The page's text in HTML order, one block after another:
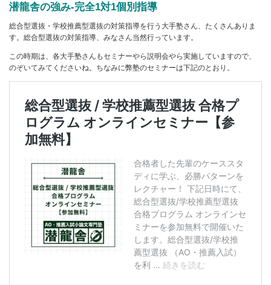
潜龍舎の強み-完全1対1個別指導
総合型選抜・学校推薦型選抜の対策指導を行う大手塾さん、たくさんありま
す。総合型選抜の対策指導、みなさん当然行っています。
この時期は、各大手塾さんもセミナーやら説明会やら実施していますので、
のぞいてみてくださいね。ちなみに弊塾のセミナーは下記のとおり。